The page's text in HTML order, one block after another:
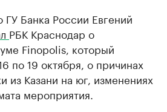
Банка России Евгений
РБК Краснодар о
Finopolis, который
по 19 октября, о причинах
из Казани на юг, изменениях
мероприятия.